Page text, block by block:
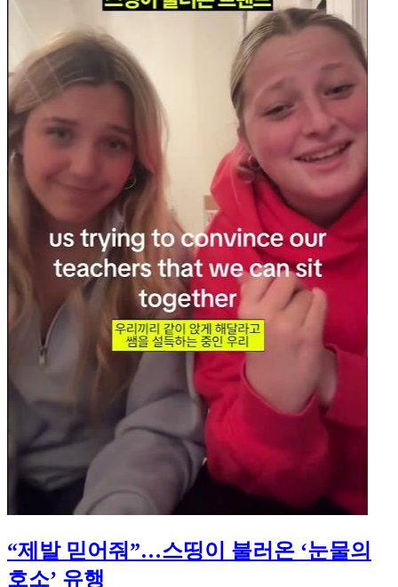
“제발 믿어줘”…스띵이 불러온 ‘눈물의
호소’ 유행